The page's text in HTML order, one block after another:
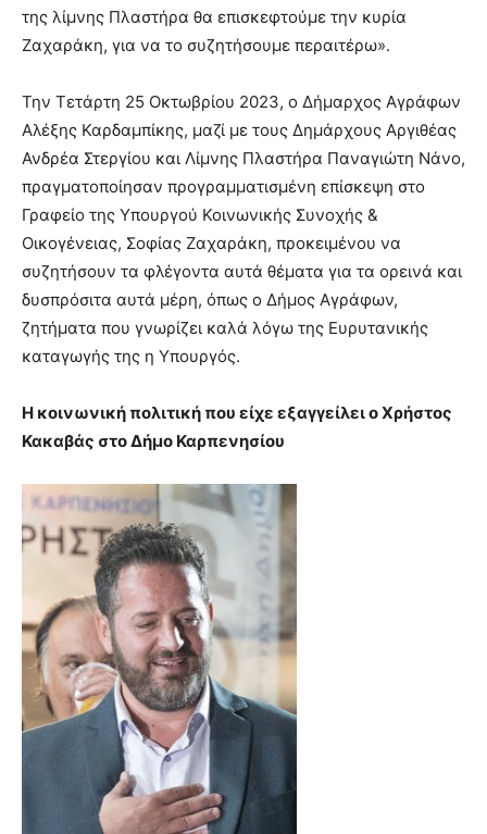
της λίμνης Πλαστήρα θα επισκεφτούμε την κυρία
Ζαχαράκη, για να το συζητήσουμε περαιτέρω».
Την Τετάρτη 25 Οκτωβρίου 2023, ο Δήμαρχος Αγράφων
Αλέξης Καρδαμπίκης, μαζί με τους Δημάρχους Αργιθέας
Ανδρέα Στεργίου και Λίμνης Πλαστήρα Παναγιώτη Νάνο,
πραγματοποίησαν προγραμματισμένη επίσκεψη στο
Γραφείο της Υπουργού Κοινωνικής Συνοχής &
Οικογένειας, Σοφίας Ζαχαράκη, προκειμένου να
συζητήσουν τα φλέγοντα αυτά θέματα για τα ορεινά και
δυσπρόσιτα αυτά μέρη, όπως ο Δήμος Αγράφων,
ζητήματα που γνωρίζει καλά λόγω της Ευρυτανικής
καταγωγής της η Υπουργός.
Η κοινωνική πολιτική που είχε εξαγγείλει ο Χρήστος
Κακαβάς στο Δήμο Καρπενησίου